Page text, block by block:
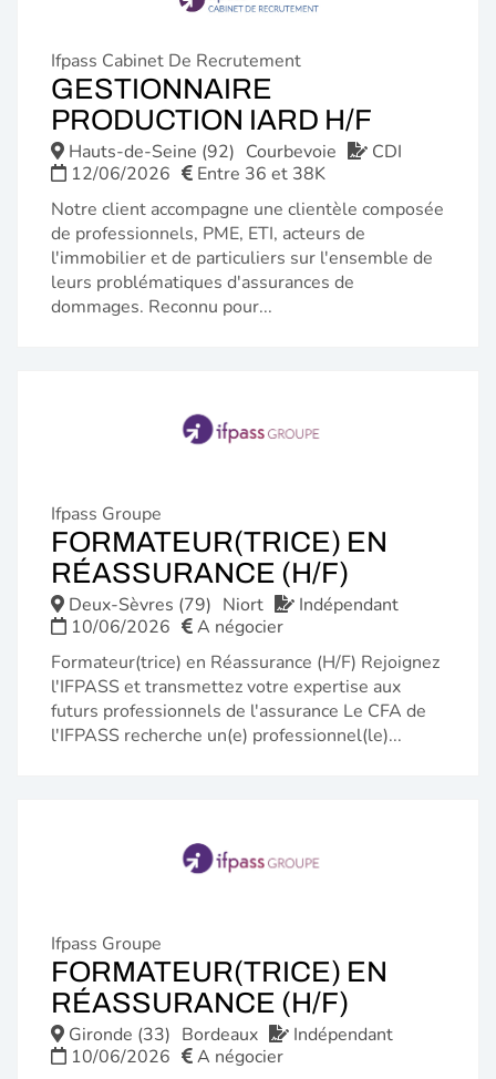
Ifpass Cabinet De Recrutement
GESTIONNAIRE
PRODUCTION IARD H/F
Hauts-de-Seine (92) Courbevoie
CDI
12/06/2026
Entre 36 et 38K
Notre client accompagne une clientèle composée
de professionnels, PME, ETI, acteurs de
l'immobilier et de particuliers sur l'ensemble de
leurs problématiques d'assurances de
dommages. Reconnu pour...
Ifpass Groupe
FORMATEUR(TRICE) EN
RÉASSURANCE (H/F)
FENÊTRE)
Deux-Sèvres (79) Niort
Indépendant
10/06/2026
A négocier
Formateur(trice) en Réassurance (H/F) Rejoignez
l'IFPASS et transmettez votre expertise aux
futurs professionnels de l'assurance Le CFA de
l'IFPASS recherche un(e) professionnel(le)...
Ifpass Groupe
FORMATEUR(TRICE) EN
RÉASSURANCE (H/F)
FENÊTRE)
Gironde (33) Bordeaux
Indépendant
10/06/2026
A négocier